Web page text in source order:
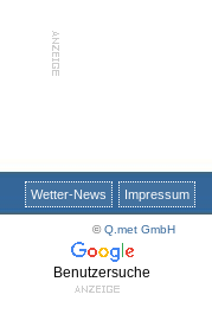
Wetter-News Impressum
©Q.met GmbH
Benutzersuche